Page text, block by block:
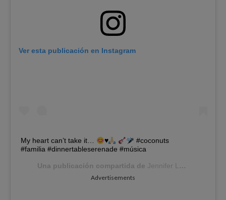
Ver esta publicación en Instagram
My heart can’t take it… ♥️
#coconuts
#familia #dinnertableserenade #música
Una publicación compartida de Jennifer Lopez
Advertisements